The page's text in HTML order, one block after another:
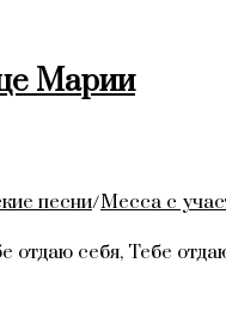
Марии
песни/Месса с
отдаю себя, Тебе